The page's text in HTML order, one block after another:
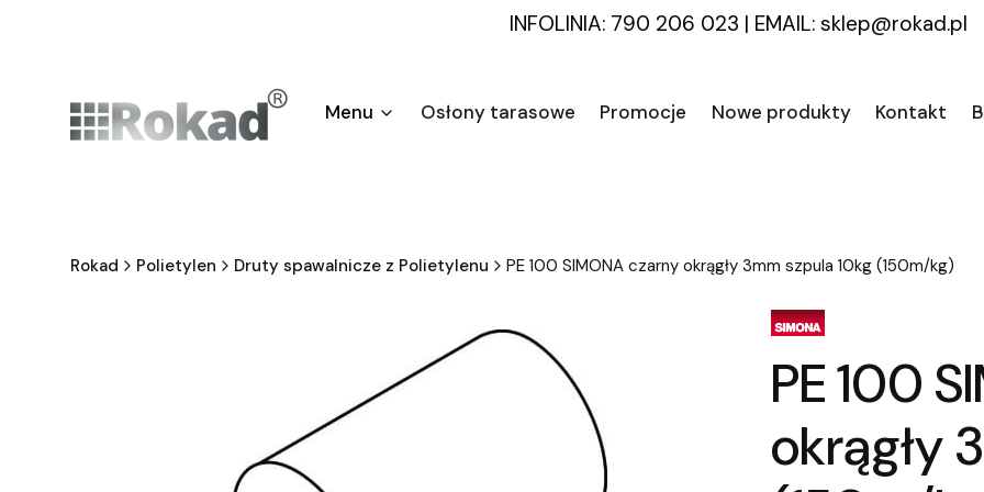
INFOLINIA: 790 206 023 | EMAIL: sklep@rokad.pl
Menu Osłony tarasowe Promocje Nowe produkty Kontakt
Rokad Polietylen Druty spawalnicze z Polietylenu PE 100 SIMONA czarny okrągły 3mm szpula 10kg (150m/kg)
PE 100
okrągły